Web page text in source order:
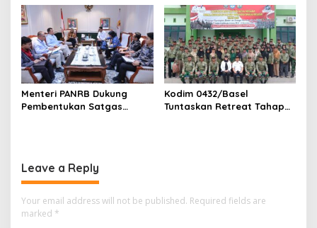
SPRH Rohil
Menteri PANRB Dukung
Pembentukan Satgas
Kodim 0432/Basel
Tuntaskan Retreat Tahap
Leave a Reply
Your email address will not be published. Required fields are
marked *